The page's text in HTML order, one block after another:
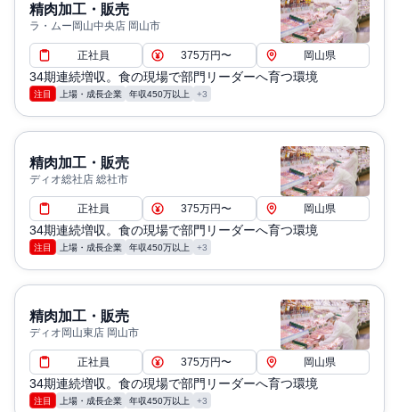
精肉加工・販売
ラ・ムー岡山中央店 岡山市
正社員 375万円〜 岡山県
34期連続増収。食の現場で部門リーダーへ育つ環境
注目 上場・成長企業 年収450万以上 +3
精肉加工・販売
ディオ総社店 総社市
正社員 375万円〜 岡山県
34期連続増収。食の現場で部門リーダーへ育つ環境
注目 上場・成長企業 年収450万以上 +3
精肉加工・販売
ディオ岡山東店 岡山市
正社員 375万円〜 岡山県
34期連続増収。食の現場で部門リーダーへ育つ環境
注目 上場・成長企業 年収450万以上 +3